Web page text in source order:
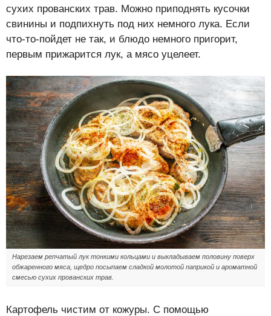
сухих прованских трав. Можно приподнять кусочки
свинины и подпихнуть под них немного лука. Если
что-то-пойдет не так, и блюдо немного пригорит,
первым прижарится лук, а мясо уцелеет.
Нарезаем репчатый лук тонкими кольцами и выкладываем половину поверх
обжаренного мяса, щедро посыпаем сладкой молотой паприкой и ароматной
смесью сухих прованских трав.
Картофель чистим от кожуры. С помощью